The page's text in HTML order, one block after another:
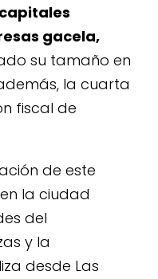
gacela,
su tamaño en
la cuarta
fiscal de
de este
la ciudad
del
y la
desde Las